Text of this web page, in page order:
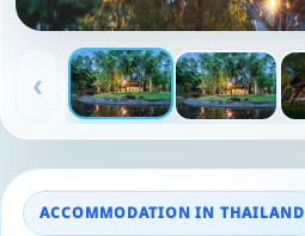
‹
ACCOMMODATION IN THAILAND